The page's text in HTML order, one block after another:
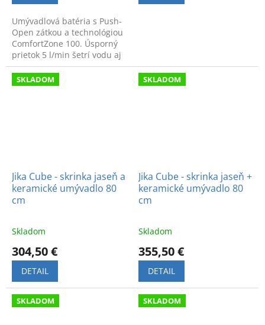
Umývadlová batéria s Push-
Open zátkou a technológiou
ComfortZone 100. Úsporný
prietok 5 l/min šetrí vodu aj
náklady. Moderný dizajn a
komfort pre vašu kúpeľňu.
SKLADOM
Jika Cube - skrinka jaseň a
keramické umývadlo 80
cm
Skladom
304,50 €
DETAIL
SKLADOM
Jika Cube - skrinka jaseň +
keramické umývadlo 80
cm
Skladom
355,50 €
DETAIL
SKLADOM SKLADOM